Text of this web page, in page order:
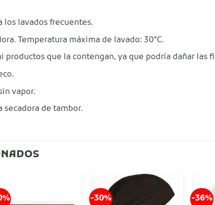
los lavados frecuentes.
Temperatura máxima de lavado: 30°C.
productos que la contengan, ya que podría dañar
vapor.
secadora de tambor.
-30% -36%